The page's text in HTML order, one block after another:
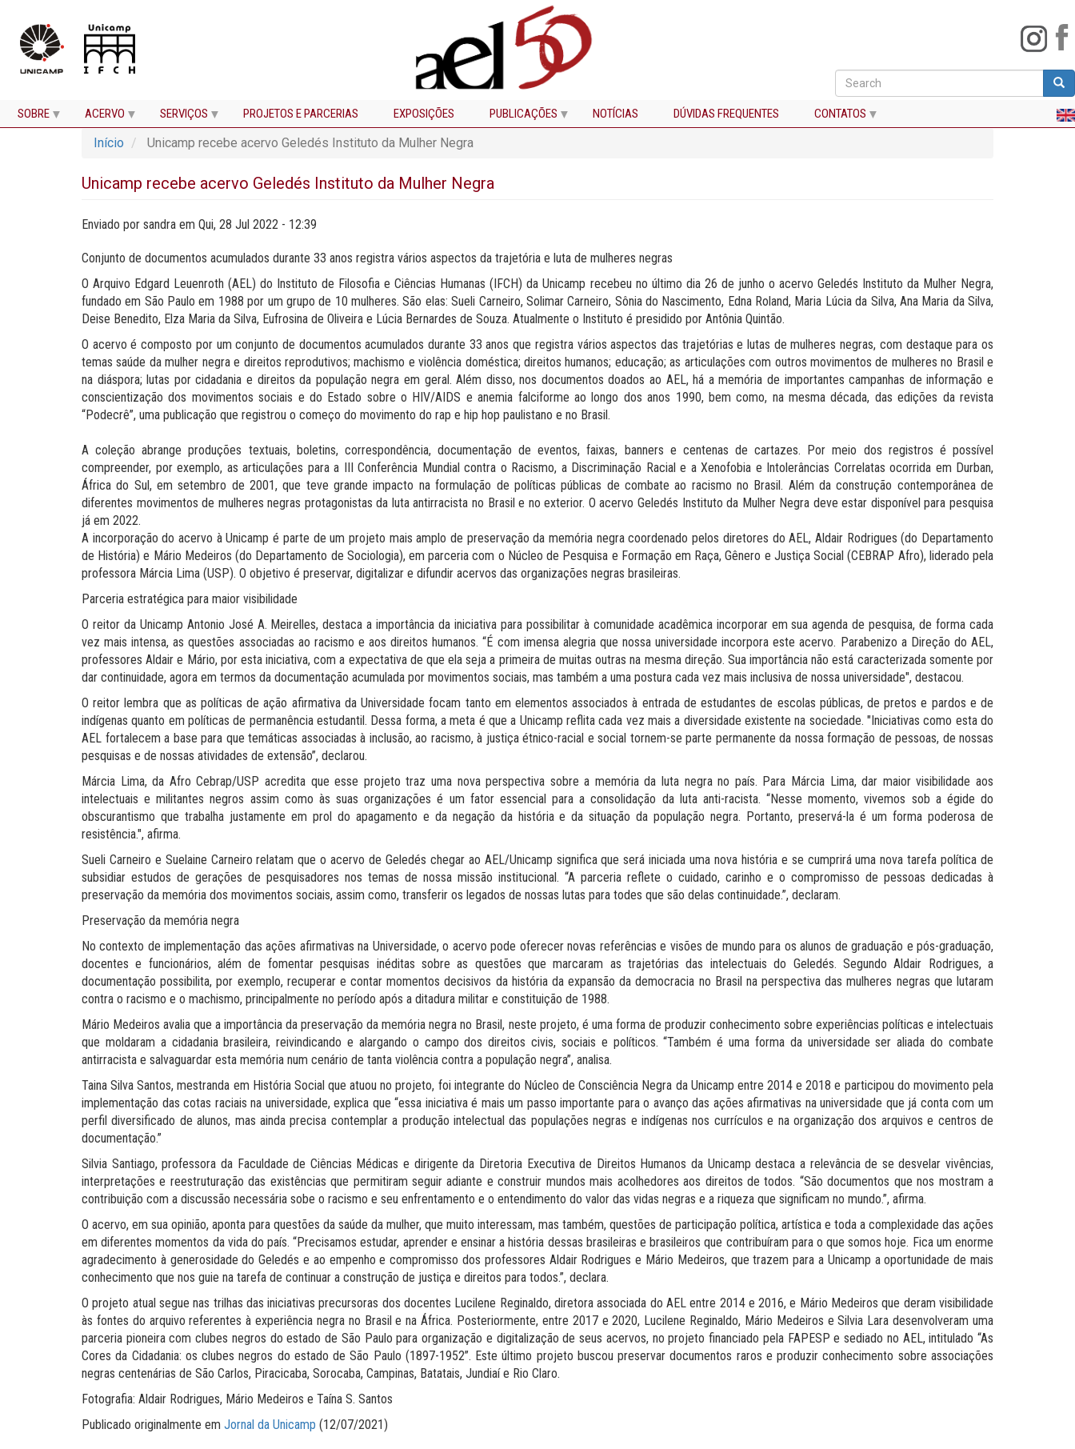
Pular
Buscar
Search
SOBRE ACERVO SERVIÇOS PROJETOS E PARCERIAS EXPOSIÇÕES PUBLICAÇÕES NOTÍCIAS DÚVIDAS FREQUENTES CONTATOS
Início Unicamp recebe acervo Geledés Instituto da Mulher Negra
Unicamp recebe acervo Geledés Instituto da Mulher Negra
Enviado por sandra em Qui, 28 Jul 2022 - 12:39
Conjunto de documentos acumulados durante 33 anos registra vários aspectos da trajetória e luta de mulheres negras
O Arquivo Edgard Leuenroth (AEL) do Instituto de Filosofia e Ciências Humanas (IFCH) da Unicamp recebeu no último dia 26 de junho o acervo Geledés Instituto da Mulher Negra,
fundado em São Paulo em 1988 por um grupo de 10 mulheres. São elas: Sueli Carneiro, Solimar Carneiro, Sônia do Nascimento, Edna Roland, Maria Lúcia da Silva, Ana Maria da Silva,
Deise Benedito, Elza Maria da Silva, Eufrosina de Oliveira e Lúcia Bernardes de Souza. Atualmente o Instituto é presidido por Antônia Quintão.
O acervo é composto por um conjunto de documentos acumulados durante 33 anos que registra vários aspectos das trajetórias e lutas de mulheres negras, com destaque para os
temas saúde da mulher negra e direitos reprodutivos; machismo e violência doméstica; direitos humanos; educação; as articulações com outros movimentos de mulheres no Brasil e
na diáspora; lutas por cidadania e direitos da população negra em geral. Além disso, nos documentos doados ao AEL, há a memória de importantes campanhas de informação e
conscientização dos movimentos sociais e do Estado sobre o HIV/AIDS e anemia falciforme ao longo dos anos 1990, bem como, na mesma década, das edições da revista
“Podecrê”, uma publicação que registrou o começo do movimento do rap e hip hop paulistano e no Brasil.
A coleção abrange produções textuais, boletins, correspondência, documentação de eventos, faixas, banners e centenas de cartazes. Por meio dos registros é possível
compreender, por exemplo, as articulações para a III Conferência Mundial contra o Racismo, a Discriminação Racial e a Xenofobia e Intolerâncias Correlatas ocorrida em Durban,
África do Sul, em setembro de 2001, que teve grande impacto na formulação de políticas públicas de combate ao racismo no Brasil. Além da construção contemporânea de
diferentes movimentos de mulheres negras protagonistas da luta antirracista no Brasil e no exterior. O acervo Geledés Instituto da Mulher Negra deve estar disponível para pesquisa
já em 2022.
A incorporação do acervo à Unicamp é parte de um projeto mais amplo de preservação da memória negra coordenado pelos diretores do AEL, Aldair Rodrigues (do Departamento
de História) e Mário Medeiros (do Departamento de Sociologia), em parceria com o Núcleo de Pesquisa e Formação em Raça, Gênero e Justiça Social (CEBRAP Afro), liderado pela
professora Márcia Lima (USP). O objetivo é preservar, digitalizar e difundir acervos das organizações negras brasileiras.
Parceria estratégica para maior visibilidade
O reitor da Unicamp Antonio José A. Meirelles, destaca a importância da iniciativa para possibilitar à comunidade acadêmica incorporar em sua agenda de pesquisa, de forma cada
vez mais intensa, as questões associadas ao racismo e aos direitos humanos. “É com imensa alegria que nossa universidade incorpora este acervo. Parabenizo a Direção do AEL,
professores Aldair e Mário, por esta iniciativa, com a expectativa de que ela seja a primeira de muitas outras na mesma direção. Sua importância não está caracterizada somente por
dar continuidade, agora em termos da documentação acumulada por movimentos sociais, mas também a uma postura cada vez mais inclusiva de nossa universidade", destacou.
O reitor lembra que as políticas de ação afirmativa da Universidade focam tanto em elementos associados à entrada de estudantes de escolas públicas, de pretos e pardos e de
indígenas quanto em políticas de permanência estudantil. Dessa forma, a meta é que a Unicamp reflita cada vez mais a diversidade existente na sociedade. "Iniciativas como esta do
AEL fortalecem a base para que temáticas associadas à inclusão, ao racismo, à justiça étnico-racial e social tornem-se parte permanente da nossa formação de pessoas, de nossas
pesquisas e de nossas atividades de extensão”, declarou.
Márcia Lima, da Afro Cebrap/USP acredita que esse projeto traz uma nova perspectiva sobre a memória da luta negra no país. Para Márcia Lima, dar maior visibilidade aos
intelectuais e militantes negros assim como às suas organizações é um fator essencial para a consolidação da luta anti-racista. “Nesse momento, vivemos sob a égide do
obscurantismo que trabalha justamente em prol do apagamento e da negação da história e da situação da população negra. Portanto, preservá-la é um forma poderosa de
resistência.", afirma.
Sueli Carneiro e Suelaine Carneiro relatam que o acervo de Geledés chegar ao AEL/Unicamp significa que será iniciada uma nova história e se cumprirá uma nova tarefa política de
subsidiar estudos de gerações de pesquisadores nos temas de nossa missão institucional. “A parceria reflete o cuidado, carinho e o compromisso de pessoas dedicadas à
preservação da memória dos movimentos sociais, assim como, transferir os legados de nossas lutas para todes que são delas continuidade.”, declaram.
Preservação da memória negra
No contexto de implementação das ações afirmativas na Universidade, o acervo pode oferecer novas referências e visões de mundo para os alunos de graduação e pós-graduação,
docentes e funcionários, além de fomentar pesquisas inéditas sobre as questões que marcaram as trajetórias das intelectuais do Geledés. Segundo Aldair Rodrigues, a
documentação possibilita, por exemplo, recuperar e contar momentos decisivos da história da expansão da democracia no Brasil na perspectiva das mulheres negras que lutaram
contra o racismo e o machismo, principalmente no período após a ditadura militar e constituição de 1988.
Mário Medeiros avalia que a importância da preservação da memória negra no Brasil, neste projeto, é uma forma de produzir conhecimento sobre experiências políticas e intelectuais
que moldaram a cidadania brasileira, reivindicando e alargando o campo dos direitos civis, sociais e políticos. “Também é uma forma da universidade ser aliada do combate
antirracista e salvaguardar esta memória num cenário de tanta violência contra a população negra”, analisa.
Taina Silva Santos, mestranda em História Social que atuou no projeto, foi integrante do Núcleo de Consciência Negra da Unicamp entre 2014 e 2018 e participou do movimento pela
implementação das cotas raciais na universidade, explica que “essa iniciativa é mais um passo importante para o avanço das ações afirmativas na universidade que já conta com um
perfil diversificado de alunos, mas ainda precisa contemplar a produção intelectual das populações negras e indígenas nos currículos e na organização dos arquivos e centros de
documentação.”
Silvia Santiago, professora da Faculdade de Ciências Médicas e dirigente da Diretoria Executiva de Direitos Humanos da Unicamp destaca a relevância de se desvelar vivências,
interpretações e reestruturação das existências que permitiram seguir adiante e construir mundos mais acolhedores aos direitos de todos. “São documentos que nos mostram a
contribuição com a discussão necessária sobe o racismo e seu enfrentamento e o entendimento do valor das vidas negras e a riqueza que significam no mundo.”, afirma.
O acervo, em sua opinião, aponta para questões da saúde da mulher, que muito interessam, mas também, questões de participação política, artística e toda a complexidade das ações
em diferentes momentos da vida do país. “Precisamos estudar, aprender e ensinar a história dessas brasileiras e brasileiros que contribuíram para o que somos hoje. Fica um enorme
agradecimento à generosidade do Geledés e ao empenho e compromisso dos professores Aldair Rodrigues e Mário Medeiros, que trazem para a Unicamp a oportunidade de mais
conhecimento que nos guie na tarefa de continuar a construção de justiça e direitos para todos.”, declara.
O projeto atual segue nas trilhas das iniciativas precursoras dos docentes Lucilene Reginaldo, diretora associada do AEL entre 2014 e 2016, e Mário Medeiros que deram visibilidade
às fontes do arquivo referentes à experiência negra no Brasil e na África. Posteriormente, entre 2017 e 2020, Lucilene Reginaldo, Mário Medeiros e Silvia Lara desenvolveram uma
parceria pioneira com clubes negros do estado de São Paulo para organização e digitalização de seus acervos, no projeto financiado pela FAPESP e sediado no AEL, intitulado “As
Cores da Cidadania: os clubes negros do estado de São Paulo (1897-1952”. Este último projeto buscou preservar documentos raros e produzir conhecimento sobre associações
negras centenárias de São Carlos, Piracicaba, Sorocaba, Campinas, Batatais, Jundiaí e Rio Claro.
Fotografia: Aldair Rodrigues, Mário Medeiros e Taína S. Santos
Publicado originalmente em Jornal da Unicamp (12/07/2021)